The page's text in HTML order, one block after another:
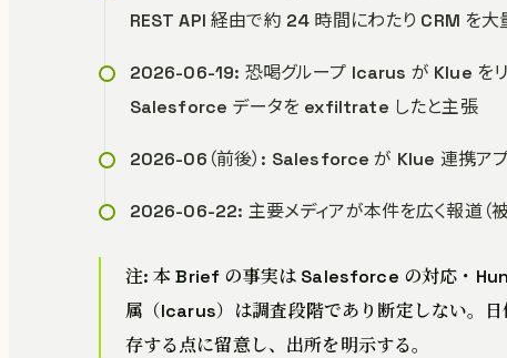
REST API 経由で約 24 時間にわたり CRM を大
2026-06-19: 恐喝グループ Icarus が Klue をリ
Salesforce データを exfiltrate したと主張
2026-06（前後）: Salesforce が Klue 連携アプ
2026-06-22: 主要メディアが本件を広く報道（被
注: 本 Brief の事実は Salesforce の対応・
属（Icarus）は調査段階であり断定しない。
存する点に留意し、出所を明示する。